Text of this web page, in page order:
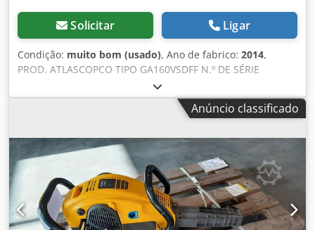
Solicitar Ligar
Condição: muito bom (usado), Ano de fabrico: 2014,
PROD. ATLASCOPCO TIPO GA160VSDFF N.º DE SÉRIE
APF195117 ANO 2014 POTÊNCIA (kW) 186 Crodezl S Smspfx
Ai Asf VAZÃO (m3/min) 4,82-26,70 PRESSÃO (bar) 8,3
HORAS (FUNCIONAMENTO/TOTAL) 67773 INVERSOR DE
CALOR não ARREFECIMENTO (AR/ÁGUA) ar INSTALADO EM
RESERVATÓRIO não DOCUMENTAÇÃO não CONEXÕES 3
NOVO/USADO USADO
Anúncio classificado